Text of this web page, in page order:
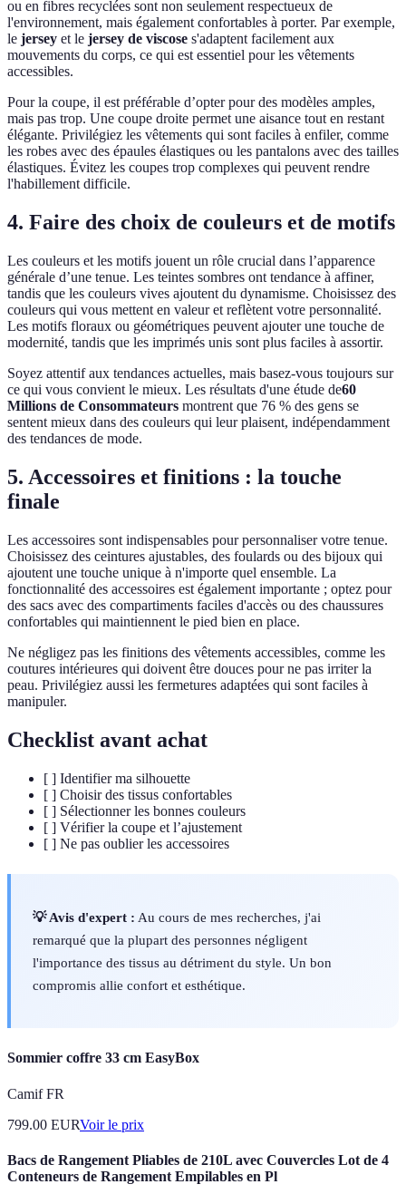
ou en fibres recyclées sont non seulement respectueux de
l'environnement, mais également confortables à porter. Par exemple,
le jersey et le jersey de viscose s'adaptent facilement aux
mouvements du corps, ce qui est essentiel pour les vêtements
accessibles.
Pour la coupe, il est préférable d’opter pour des modèles amples,
mais pas trop. Une coupe droite permet une aisance tout en restant
élégante. Privilégiez les vêtements qui sont faciles à enfiler, comme
les robes avec des épaules élastiques ou les pantalons avec des tailles
élastiques. Évitez les coupes trop complexes qui peuvent rendre
l'habillement difficile.
4. Faire des choix de couleurs et de motifs
Les couleurs et les motifs jouent un rôle crucial dans l’apparence
générale d’une tenue. Les teintes sombres ont tendance à affiner,
tandis que les couleurs vives ajoutent du dynamisme. Choisissez des
couleurs qui vous mettent en valeur et reflètent votre personnalité.
Les motifs floraux ou géométriques peuvent ajouter une touche de
modernité, tandis que les imprimés unis sont plus faciles à assortir.
Soyez attentif aux tendances actuelles, mais basez-vous toujours sur
ce qui vous convient le mieux. Les résultats d'une étude de60
Millions de Consommateurs montrent que 76 % des gens se
sentent mieux dans des couleurs qui leur plaisent, indépendamment
des tendances de mode.
5. Accessoires et finitions : la touche
finale
Les accessoires sont indispensables pour personnaliser votre tenue.
Choisissez des ceintures ajustables, des foulards ou des bijoux qui
ajoutent une touche unique à n'importe quel ensemble. La
fonctionnalité des accessoires est également importante ; optez pour
des sacs avec des compartiments faciles d'accès ou des chaussures
confortables qui maintiennent le pied bien en place.
Ne négligez pas les finitions des vêtements accessibles, comme les
coutures intérieures qui doivent être douces pour ne pas irriter la
peau. Privilégiez aussi les fermetures adaptées qui sont faciles à
manipuler.
Checklist avant achat
[ ] Identifier ma silhouette
[ ] Choisir des tissus confortables
[ ] Sélectionner les bonnes couleurs
[ ] Vérifier la coupe et l’ajustement
[ ] Ne pas oublier les accessoires
💡 Avis d'expert : Au cours de mes recherches, j'ai
remarqué que la plupart des personnes négligent
l'importance des tissus au détriment du style. Un bon
compromis allie confort et esthétique.
Sommier coffre 33 cm EasyBox
Camif FR
799.00 EURVoir le prix
Bacs de Rangement Pliables de 210L avec Couvercles Lot de 4
Conteneurs de Rangement Empilables en Pl